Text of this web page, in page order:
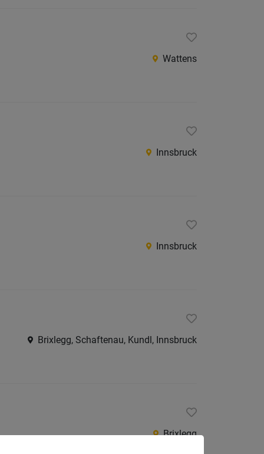
Wattens
Innsbruck
Innsbruck
Brixlegg, Schaftenau, Kundl, Innsbruck
Brixlegg